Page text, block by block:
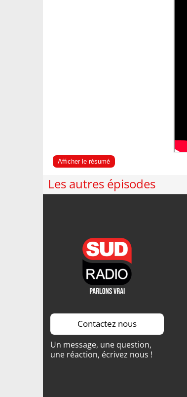
Afficher le résumé
Les autres épisodes
Contactez nous
Un message, une question,
une réaction, écrivez nous !